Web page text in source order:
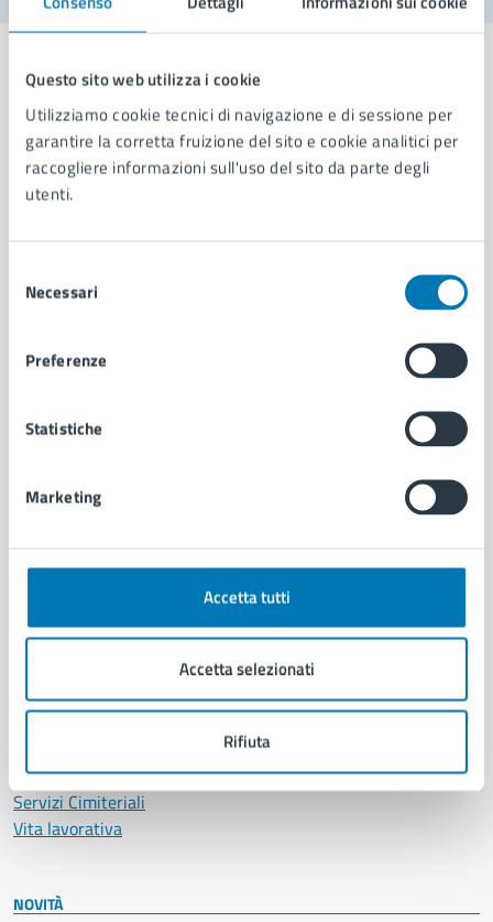
Questo sito web utilizza i cookie
Utilizziamo cookie tecnici di navigazione e di sessione per
garantire la corretta fruizione del sito e cookie analitici per
raccogliere informazioni sull'uso del sito da parte degli
utenti.
delNecessari
Preferenze
Statistiche
Marketing
Accetta tutti
Accetta selezionati
Rifiuta
Comune di Napoli
Municipalità
Enti e fondazioni
Documenti e dati
Ambiente
Cultura e tempo libero
Documenti e certificati
Educazione e formazione
Giustizia e sicurezza pubblica
Salute, benessere e assistenza
Servizi Cimiteriali
Vita lavorativa
NOVITÀ